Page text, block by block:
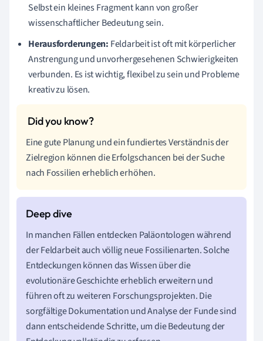
Selbst ein kleines Fragment kann von großer
wissenschaftlicher Bedeutung sein.
Herausforderungen: Feldarbeit ist oft mit körperlicher
Anstrengung und unvorhergesehenen Schwierigkeiten
verbunden. Es ist wichtig, flexibel zu sein und Probleme
kreativ zu lösen.
Eine gute Planung und ein fundiertes Verständnis der
Zielregion können die Erfolgschancen bei der Suche
nach Fossilien erheblich erhöhen.
In manchen Fällen entdecken Paläontologen während
der Feldarbeit auch völlig neue Fossilienarten. Solche
Entdeckungen können das Wissen über die
evolutionäre Geschichte erheblich erweitern und
führen oft zu weiteren Forschungsprojekten. Die
sorgfältige Dokumentation und Analyse der Funde sind
dann entscheidende Schritte, um die Bedeutung der